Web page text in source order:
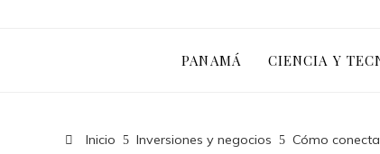
PANAMÁ CIENCIA Y
Inicio Inversiones y negocios Cómo